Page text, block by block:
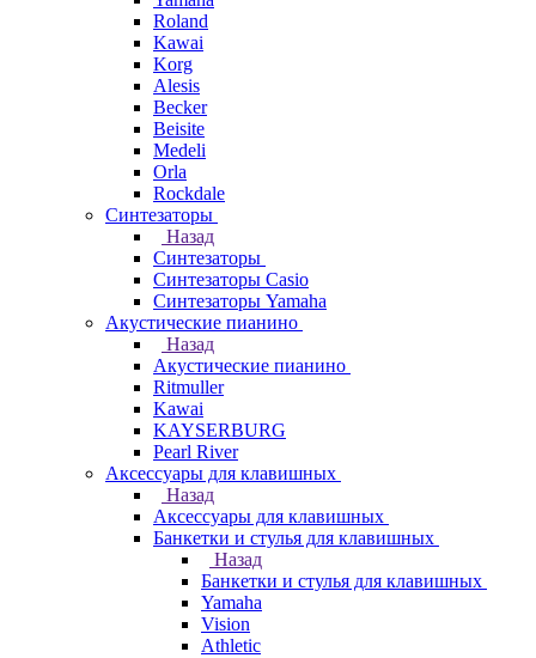
Roland
Kawai
Korg
Alesis
Becker
Beisite
Medeli
Orla
Rockdale
Синтезаторы
Назад
Синтезаторы
Синтезаторы Casio
Синтезаторы Yamaha
Акустические пианино
Назад
Акустические пианино
Ritmuller
Kawai
KAYSERBURG
Pearl River
Аксессуары для клавишных
Назад
Аксессуары для клавишных
Банкетки и стулья для клавишных
Назад
Банкетки и стулья для клавишных
Yamaha
Vision
Athletic